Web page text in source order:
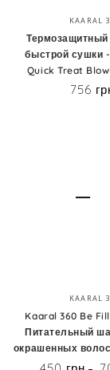
KAARAL
Термозащитный
быстрой сушки
Quick Treat
756
KAARAL
Kaaral 360 Be
Питательный
окрашенных